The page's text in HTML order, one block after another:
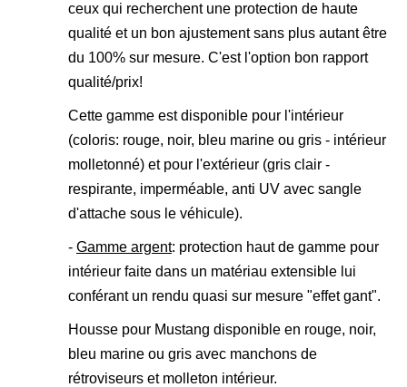
ceux qui recherchent une protection de haute
qualité et un bon ajustement sans plus autant être
du 100% sur mesure. C'est l'option bon rapport
qualité/prix!
Cette gamme est disponible pour l'intérieur
(coloris: rouge, noir, bleu marine ou gris - intérieur
molletonné) et pour l'extérieur (gris clair -
respirante, imperméable, anti UV avec sangle
d'attache sous le véhicule).
- Gamme argent: protection haut de gamme pour
intérieur faite dans un matériau extensible lui
conférant un rendu quasi sur mesure "effet gant".
Housse pour Mustang disponible en rouge, noir,
bleu marine ou gris avec manchons de
rétroviseurs et molleton intérieur.